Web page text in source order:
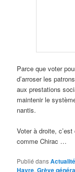
Parce que voter
d’arroser les
aux prestations
maintenir le
nantis.
Voter à droite,
comme Chirac …
Publié dans
Havre,Grève